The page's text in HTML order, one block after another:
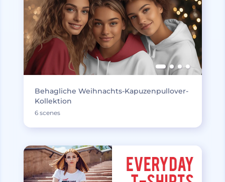
Behagliche Weihnachts-Kapuzenpullover-
Kollektion
6 scenes